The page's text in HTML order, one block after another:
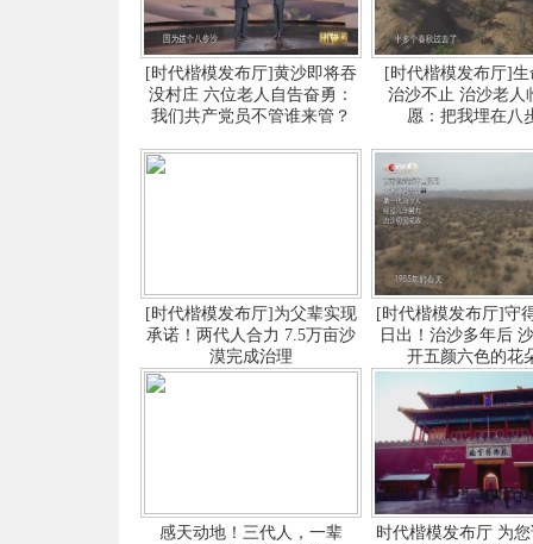
[时代楷模发布厅]黄沙即将吞
没村庄 六位老人自告奋勇：
我们共产党员不管谁来管？
[时代楷模发布厅]
治沙不止 治沙老人
愿：把我埋在八
[时代楷模发布厅]为父辈实现
承诺！两代人合力 7.5万亩沙
漠完成治理
[时代楷模发布厅]守
日出！治沙多年后
开五颜六色的花
感天动地！三代人，一辈
时代楷模发布厅 为